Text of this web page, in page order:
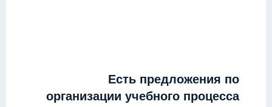
Есть предложения по
организации учебного процесса